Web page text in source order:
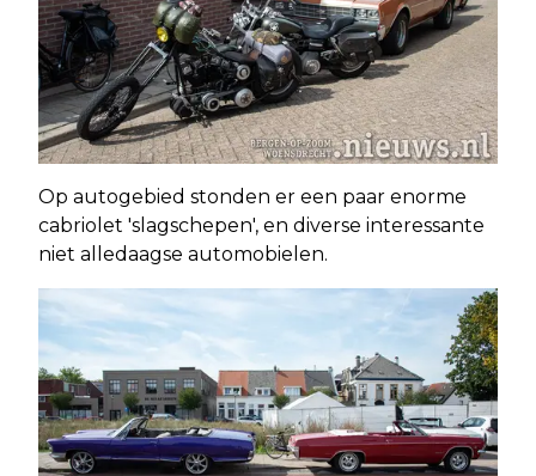
Op autogebied stonden er een paar enorme
cabriolet 'slagschepen', en diverse interessante
niet alledaagse automobielen.